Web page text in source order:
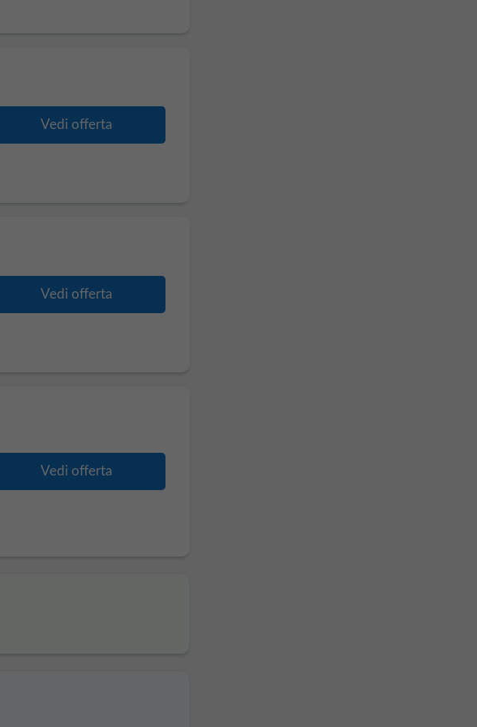
Vedi offerta
Vedi offerta
Vedi offerta